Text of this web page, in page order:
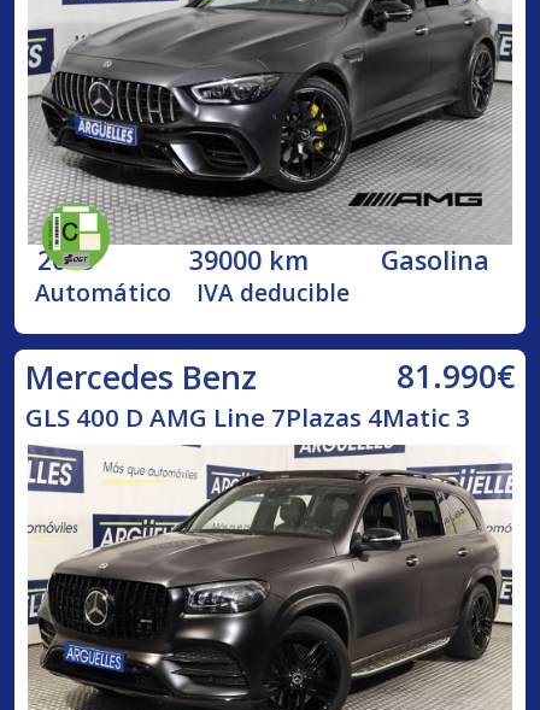
2019 39000 km Gasolina
Automático IVA deducible
Mercedes Benz 81.990€
GLS 400 D AMG Line 7Plazas 4Matic 3